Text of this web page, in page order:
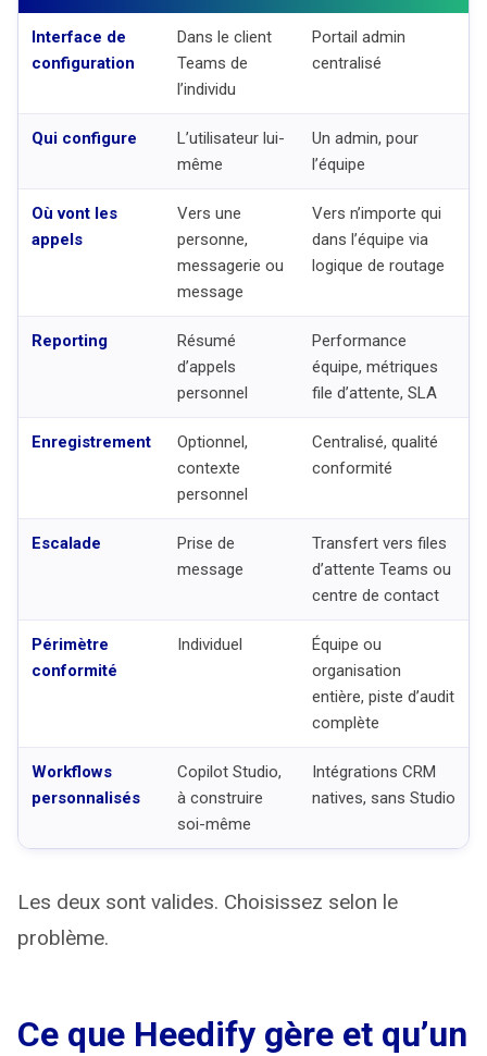
Interface de
configuration
Dans le client
Teams de
l’individu
Portail admin
centralisé
Qui configure
L’utilisateur lui-
même
Un admin, pour
l’équipe
Où vont les
appels
Vers une
personne,
messagerie ou
message
Vers n’importe qui
dans l’équipe via
logique de routage
Reporting
Résumé
d’appels
personnel
Performance
équipe, métriques
file d’attente, SLA
Enregistrement
Optionnel,
contexte
personnel
Centralisé, qualité
conformité
Escalade
Prise de
message
Transfert vers files
d’attente Teams ou
centre de contact
Périmètre
conformité
Individuel
Équipe ou
organisation
entière, piste d’audit
complète
Workflows
personnalisés
Copilot Studio,
à construire
soi-même
Intégrations CRM
natives, sans Studio
Les deux sont valides. Choisissez selon le
problème.
Ce que Heedify gère et qu’un